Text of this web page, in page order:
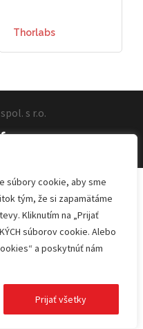
súbory cookie, aby sme
tým, že si zapamätáme
Kliknutím na „Prijať
súborov cookie. Alebo
a poskytnúť nám
Prijať všetky
Thorlabs
s r.o.